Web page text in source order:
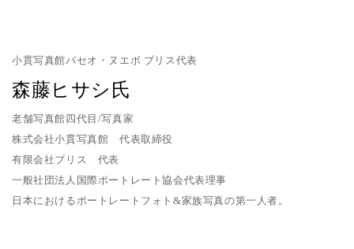
小貫写真館パセオ・ヌエボ ブリス代表
森藤ヒサシ氏
老舗写真館四代目/写真家
株式会社小貫写真館 代表取締役
有限会社ブリス 代表
一般社団法人国際ポートレート協会代表理事
日本におけるポートレートフォト&家族写真の第一人者。